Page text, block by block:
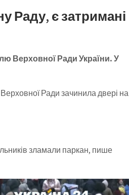
Раду, є затримані
Верховної Ради України. У
Ради зачинила двері на
зламали паркан, пише